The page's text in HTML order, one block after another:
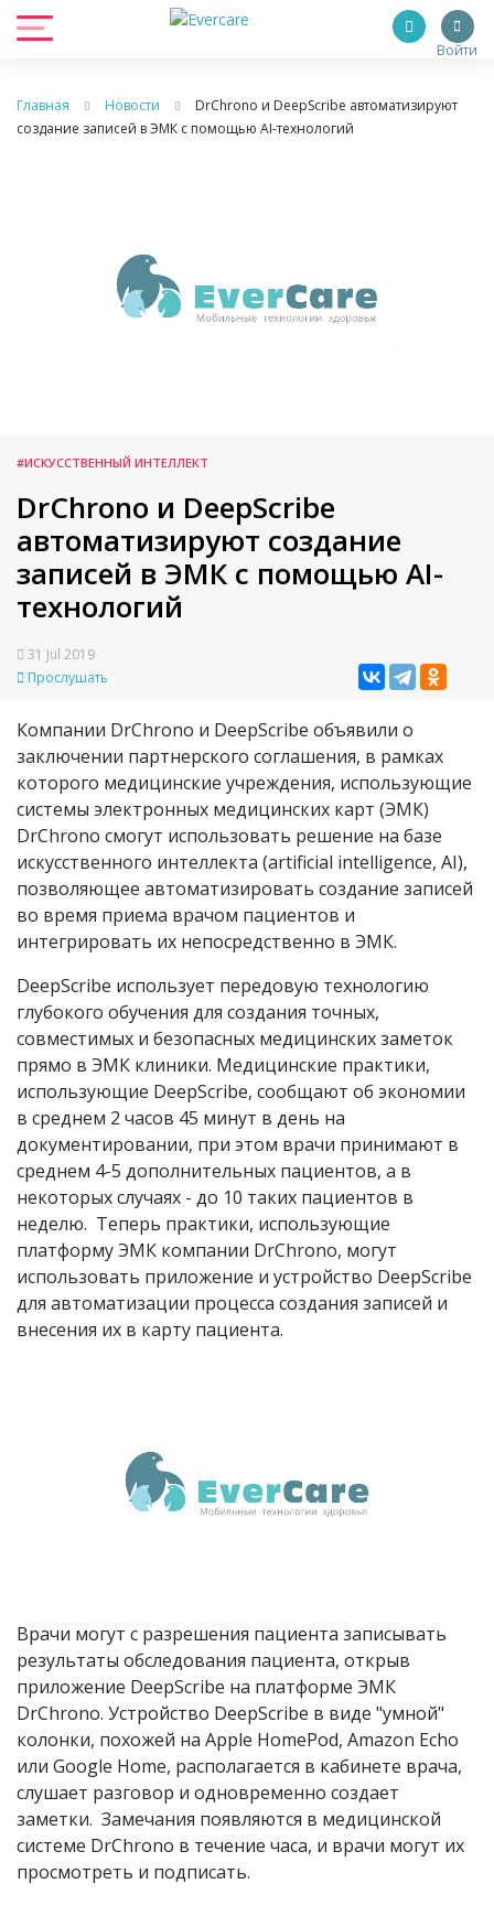
Войти
Главная Новости
DrChrono и DeepScribe автоматизируют
создание записей в ЭМК с помощью AI-технологий
#ИСКУССТВЕННЫЙ ИНТЕЛЛЕКТ
DrChrono и DeepScribe
автоматизируют создание
записей в ЭМК с помощью AI-
технологий
31 Jul 2019
Прослушать
Компании DrChrono и DeepScribe объявили о
заключении партнерского соглашения, в рамках
которого медицинские учреждения, использующие
системы электронных медицинских карт (ЭМК)
DrChrono смогут использовать решение на базе
искусственного интеллекта (artificial intelligence, AI),
позволяющее автоматизировать создание записей
во время приема врачом пациентов и
интегрировать их непосредственно в ЭМК.
DeepScribe использует передовую технологию
глубокого обучения для создания точных,
совместимых и безопасных медицинских заметок
прямо в ЭМК клиники. Медицинские практики,
использующие DeepScribe, сообщают об экономии
в среднем 2 часов 45 минут в день на
документировании, при этом врачи принимают в
среднем 4-5 дополнительных пациентов, а в
некоторых случаях - до 10 таких пациентов в
неделю. Теперь практики, использующие
платформу ЭМК компании DrChrono, могут
использовать приложение и устройство DeepScribe
для автоматизации процесса создания записей и
внесения их в карту пациента.
Врачи могут с разрешения пациента записывать
результаты обследования пациента, открыв
приложение DeepScribe на платформе ЭМК
DrChrono. Устройство DeepScribe в виде "умной"
колонки, похожей на Apple HomePod, Amazon Echo
или Google Home, располагается в кабинете врача,
слушает разговор и одновременно создает
заметки. Замечания появляются в медицинской
системе DrChrono в течение часа, и врачи могут их
просмотреть и подписать.